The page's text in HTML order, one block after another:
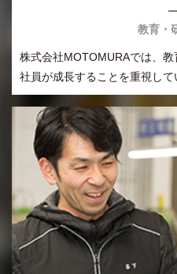
教育・
株式会社MOTOMURAでは、教
社員が成長することを重視して